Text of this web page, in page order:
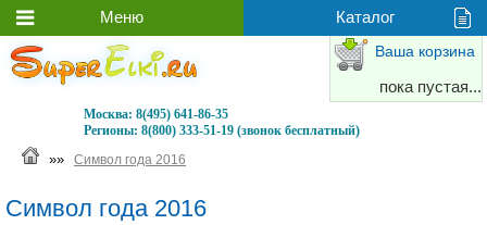
Москва: 8(495) 641-86-35
Регионы: 8(800) 333-51-19 (звонок бесплатный)
Ваша корзина
пока пустая...
»» Символ года 2016
Символ года 2016